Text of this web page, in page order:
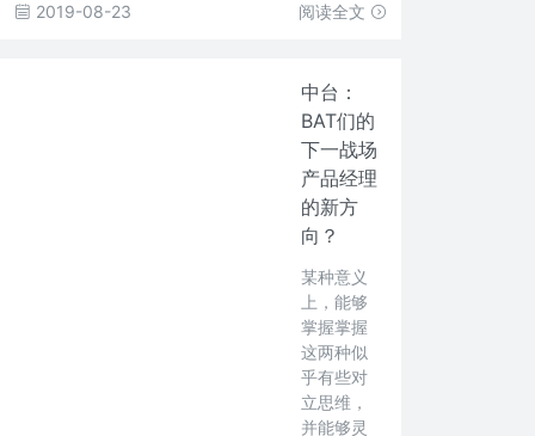
2019-08-23 阅读全文
中台：
BAT们的
下一战场
产品经理
的新方
向？
某种意义
上，能够
掌握掌握
这两种似
乎有些对
立思维，
并能够灵